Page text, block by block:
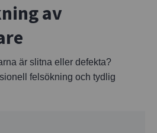
av
är slitna eller defekta?
felsökning och tydlig